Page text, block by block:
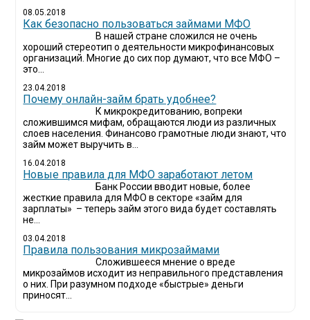
08.05.2018
Как безопасно пользоваться займами МФО
В нашей стране сложился не очень
хороший стереотип о деятельности микрофинансовых
организаций. Многие до сих пор думают, что все МФО –
это...
23.04.2018
Почему онлайн-займ брать удобнее?
К микрокредитованию, вопреки
сложившимся мифам, обращаются люди из различных
слоев населения. Финансово грамотные люди знают, что
займ может выручить в...
16.04.2018
Новые правила для МФО заработают летом
Банк России вводит новые, более
жесткие правила для МФО в секторе «займ для
зарплаты» – теперь займ этого вида будет составлять
не...
03.04.2018
​Правила пользования микрозаймами
Сложившееся мнение о вреде
микрозаймов исходит из неправильного представления
о них. При разумном подходе «быстрые» деньги
приносят...